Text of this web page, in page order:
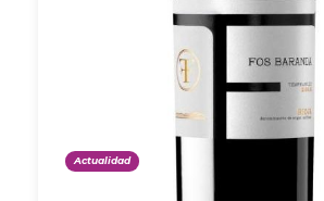
Actualidad